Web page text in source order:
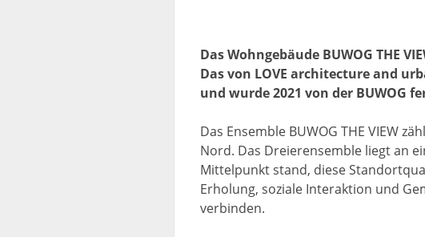
Das Wohngebäude BUWOG THE
Das von LOVE architecture and
und wurde 2021 von der BUWOG
Das Ensemble BUWOG THE VIEW
Nord. Das Dreierensemble liegt an
Mittelpunkt stand, diese
Erholung, soziale Interaktion und
verbinden.